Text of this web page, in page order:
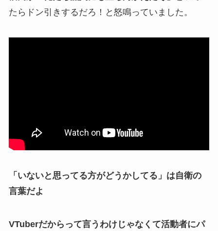
たらドン引きするだろ！と怒鳴っていました。
「いないと思ってる方がどうかしてる」は自衛の
言葉だよ
VTuberだからって言うわけじゃなくて活動者にパ